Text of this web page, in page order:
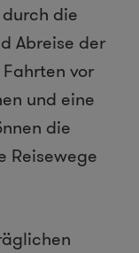
die
Abreise der
vor
und eine
die
Reisewege